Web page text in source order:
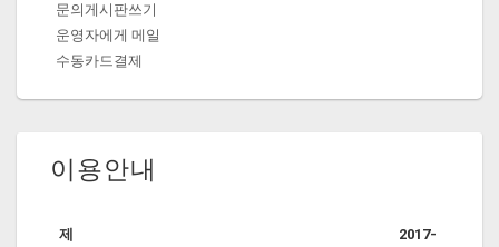
문의게시판쓰기
운영자에게 메일
수동카드결제
이용안내
제
2017-